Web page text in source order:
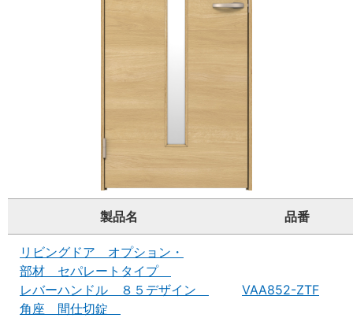
製品名 品番
リビングドア オプション・
部材 セパレートタイプ
レバーハンドル ８５デザイン
角座 間仕切錠
VAA852-ZTF